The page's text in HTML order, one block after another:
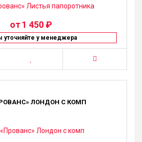
от 1 450 ₽
уточняйте у менеджера
ЛОНДОН С КОМП